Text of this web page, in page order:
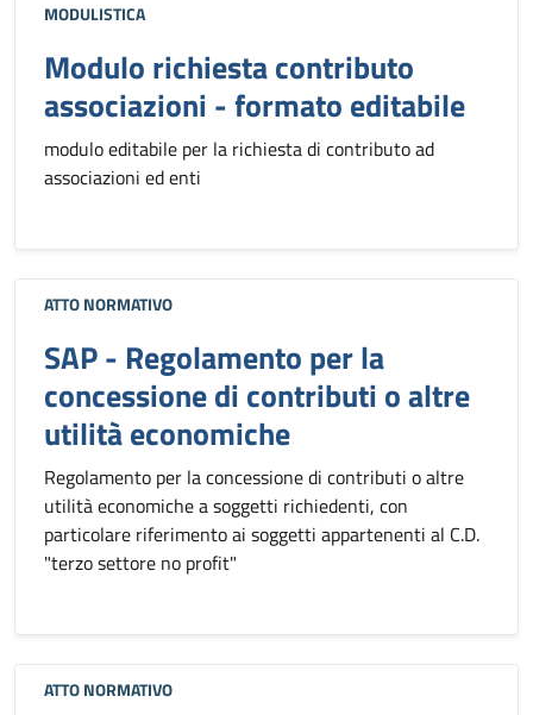
MODULISTICA
Modulo richiesta contributo
associazioni - formato editabile
modulo editabile per la richiesta di contributo ad
associazioni ed enti
ATTO NORMATIVO
SAP - Regolamento per la
concessione di contributi o altre
utilità economiche
Regolamento per la concessione di contributi o altre
utilità economiche a soggetti richiedenti, con
particolare riferimento ai soggetti appartenenti al C.D.
"terzo settore no profit"
ATTO NORMATIVO